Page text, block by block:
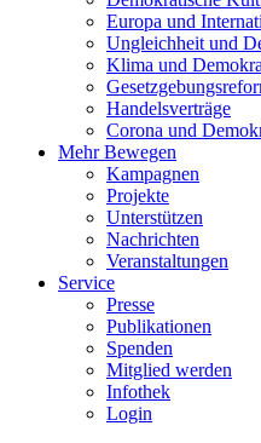
Europa und
Ungleichheit und
Klima und
Handelsverträge
Corona und
Mehr Bewegen
Kampagnen
Projekte
Unterstützen
Nachrichten
Veranstaltungen
Service
Presse
Publikationen
Spenden
Mitglied werden
Infothek
Login